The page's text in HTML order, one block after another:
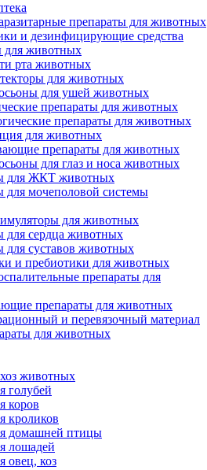
препараты для животных
и дезинфицирующие средства
животных
рта животных
для животных
для ушей животных
препараты для животных
препараты для животных
для животных
препараты для животных
для глаз и носа животных
для ЖКТ животных
для мочеполовой системы
для животных
для сердца животных
для суставов животных
и пребиотики для животных
препараты для
препараты для животных
и перевязочный материал
для животных
животных
голубей
коров
кроликов
домашней птицы
лошадей
овец, коз